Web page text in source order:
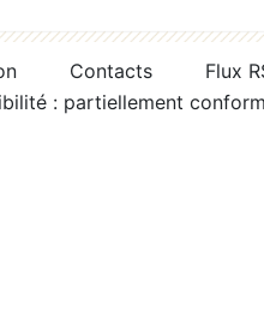
Contacts
Flux
: partiellement